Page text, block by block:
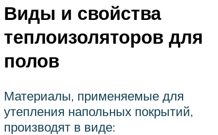
Виды и свойства
теплоизоляторов для
полов
Материалы, применяемые для
утепления напольных покрытий,
производят в виде: